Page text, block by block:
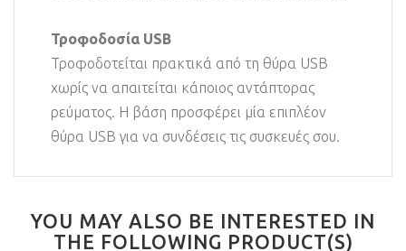
Τροφοδοσία USB
Τροφοδοτείται πρακτικά από τη θύρα USB
χωρίς να απαιτείται κάποιος αντάπτορας
ρεύματος. Η βάση προσφέρει μία επιπλέον
θύρα USB για να συνδέσεις τις συσκευές σου.
YOU MAY ALSO BE INTERESTED IN
THE FOLLOWING PRODUCT(S)